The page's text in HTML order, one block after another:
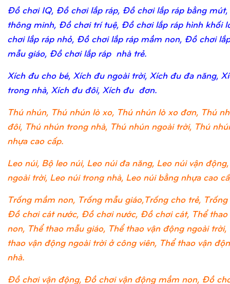
Đồ chơi IQ, Đồ chơi lắp ráp, Đồ chơi lắp ráp bằng
thông minh, Đồ chơi trí tuệ, Đồ chơi lắp ráp hình khối
chơi lắp ráp nhỏ, Đồ chơi lắp ráp mầm non, Đồ chơi
mẫu giáo, Đồ chơi lắp ráp nhà trẻ.
Xích đu cho bé, Xích đu ngoài trời, Xích đu đa năng,
trong nhà, Xích đu đôi, Xích đu đơn.
Thú nhún, Thú nhún lò xo, Thú nhún lò xo đơn, Thú
đôi, Thú nhún trong nhà, Thú nhún ngoài trời, Thú
nhựa cao cấp.
Leo núi, Bộ leo núi, Leo núi đa năng, Leo núi vận
ngoài trời, Leo núi trong nhà, Leo núi bằng nhựa cao
Trống mầm non, Trống mẫu giáo,Trống cho trẻ, Trống
Đồ chơi cát nước, Đồ chơi nước, Đồ chơi cát, Thể
non, Thể thao mẫu giáo, Thể thao vận động ngoài trời,
thao vận động ngoài trời ở công viên, Thể thao vận
nhà.
Đồ chơi vận động, Đồ chơi vận động mầm non, Đồ